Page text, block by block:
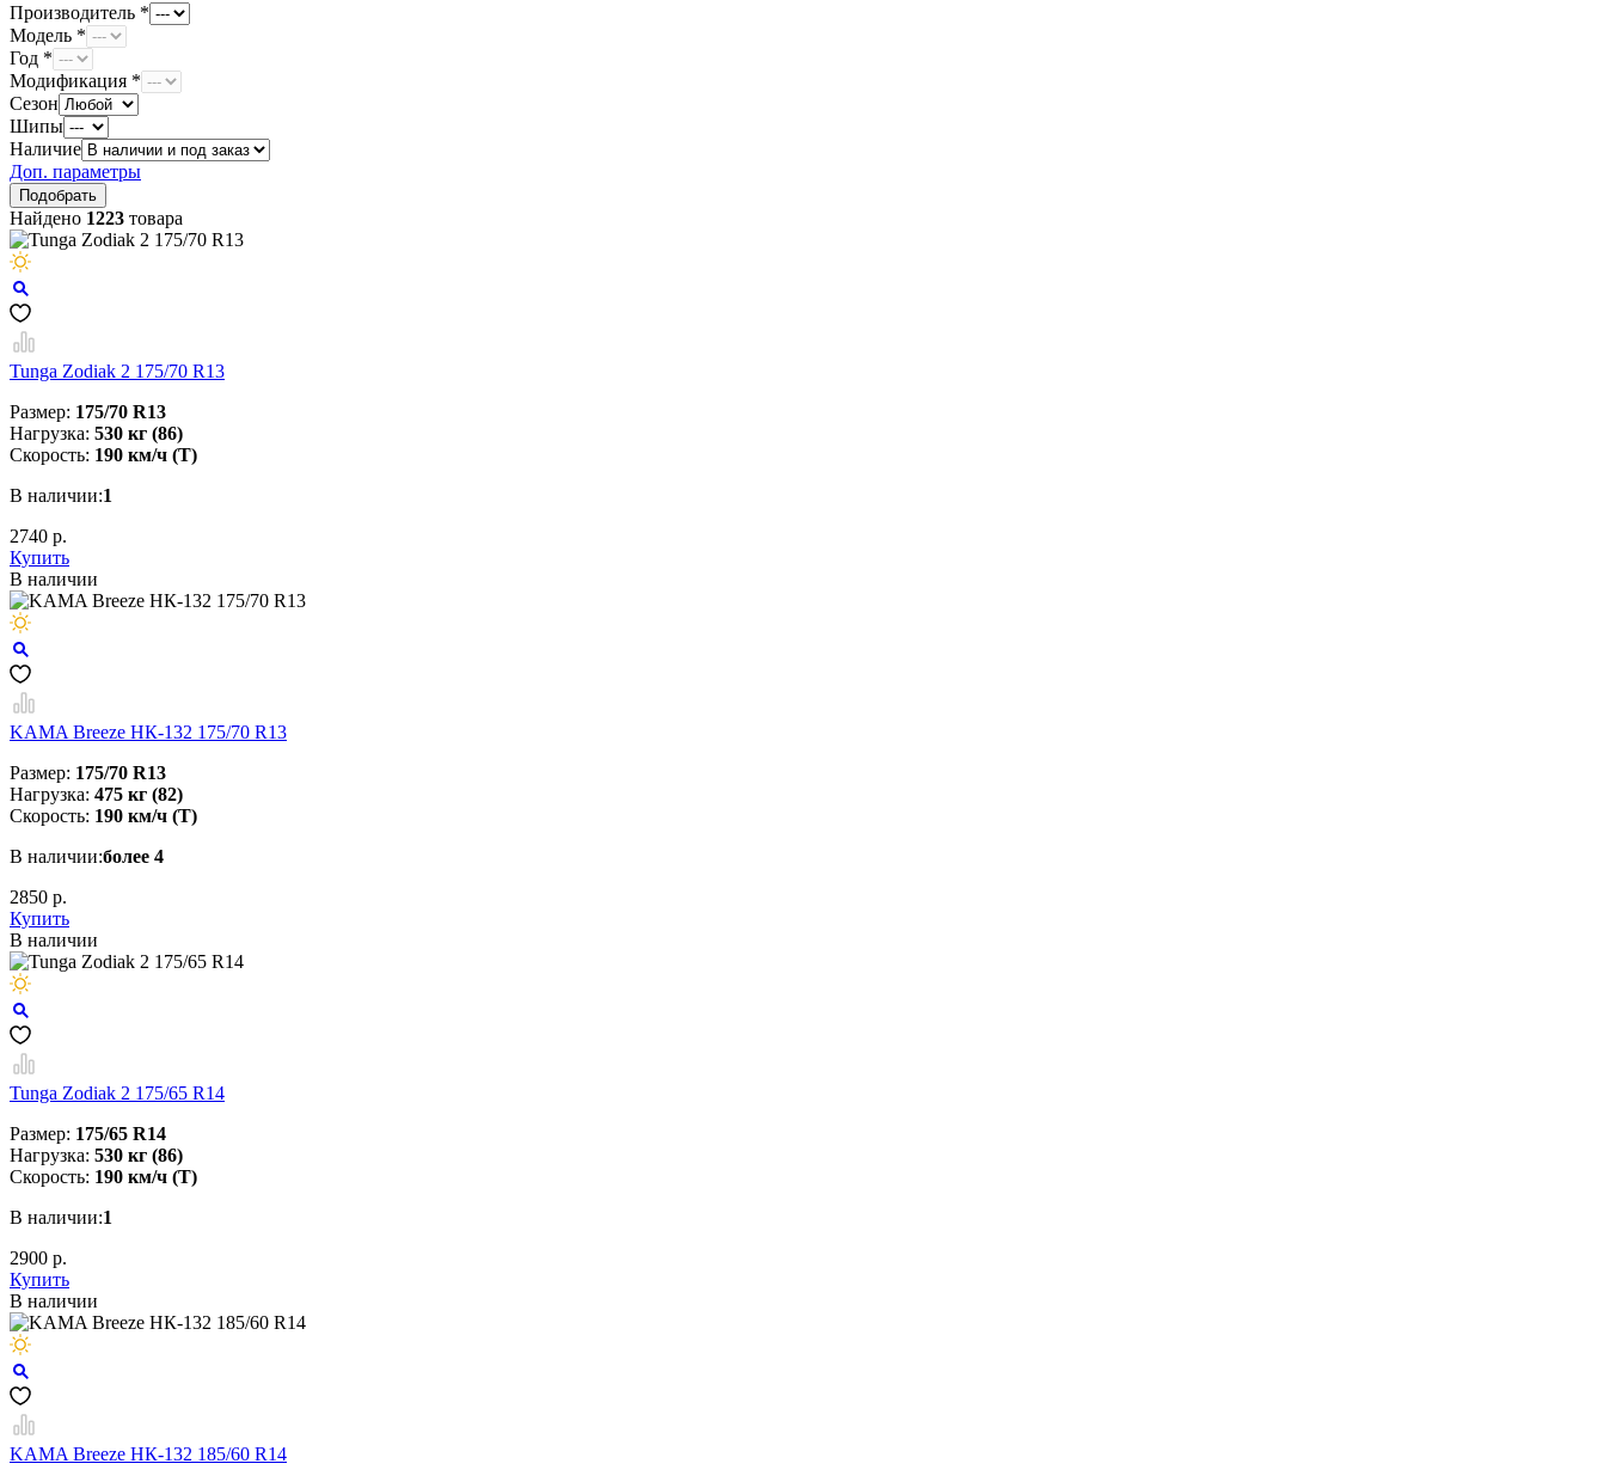
Производитель *
Модель *
Год *
Модификация *
Сезон
Шипы
Наличие
Доп. параметры
Найдено 1223 товара
Tunga Zodiak 2 175/70 R13
Размер: 175/70 R13
Нагрузка: 530 кг (86)
Скорость: 190 км/ч (T)
В наличии:1
2740 р.
Купить
В наличии
KAMA Breeze НК-132 175/70 R13
Размер: 175/70 R13
Нагрузка: 475 кг (82)
Скорость: 190 км/ч (T)
В наличии:более 4
2850 р.
Купить
В наличии
Tunga Zodiak 2 175/65 R14
Размер: 175/65 R14
Нагрузка: 530 кг (86)
Скорость: 190 км/ч (T)
В наличии:1
2900 р.
Купить
В наличии
KAMA Breeze НК-132 185/60 R14